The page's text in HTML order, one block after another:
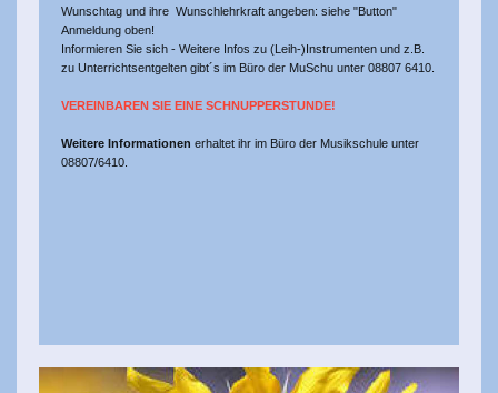
Wunschtag und ihre Wunschlehrkraft angeben: siehe "Button"
Anmeldung oben!
Informieren Sie sich - Weitere Infos zu (Leih-)Instrumenten und z.B.
zu Unterrichtsentgelten gibt´s im Büro der MuSchu unter 08807 6410.
VEREINBAREN SIE EINE SCHNUPPERSTUNDE!
Weitere Informationen erhaltet ihr im Büro der Musikschule unter
08807/6410.